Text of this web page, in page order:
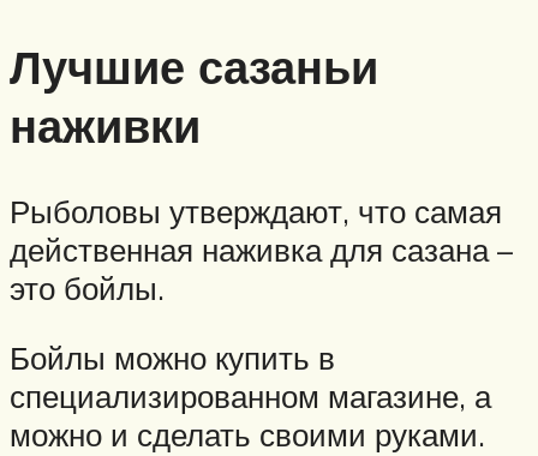
Лучшие сазаньи
наживки
Рыболовы утверждают, что самая
действенная наживка для сазана –
это бойлы.
Бойлы можно купить в
специализированном магазине, а
можно и сделать своими руками.